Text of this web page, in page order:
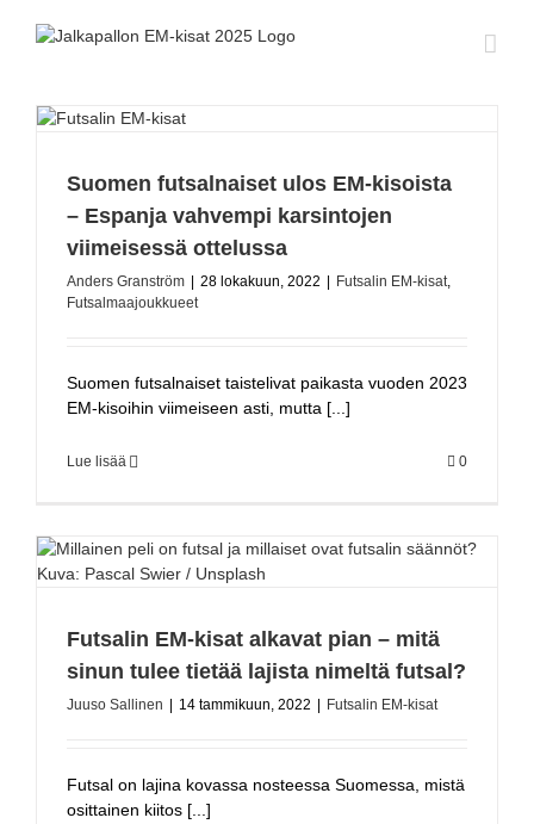
Suomen futsalnaiset ulos EM-kisoista
– Espanja vahvempi karsintojen
viimeisessä ottelussa
Anders Granström 28 lokakuun, 2022 Futsalin EM-kisat,
Futsalmaajoukkueet
Suomen futsalnaiset taistelivat paikasta vuoden 2023
EM-kisoihin viimeiseen asti, mutta [...]
Lue lisää 0
Futsalin EM-kisat alkavat pian – mitä
sinun tulee tietää lajista nimeltä futsal?
Juuso Sallinen 14 tammikuun, 2022 Futsalin EM-kisat
Futsal on lajina kovassa nosteessa Suomessa, mistä
osittainen kiitos [...]